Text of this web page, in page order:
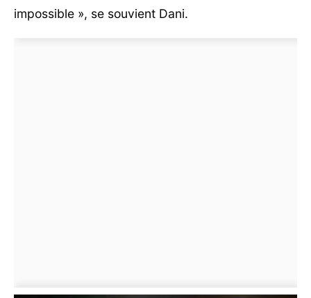
impossible », se souvient Dani.